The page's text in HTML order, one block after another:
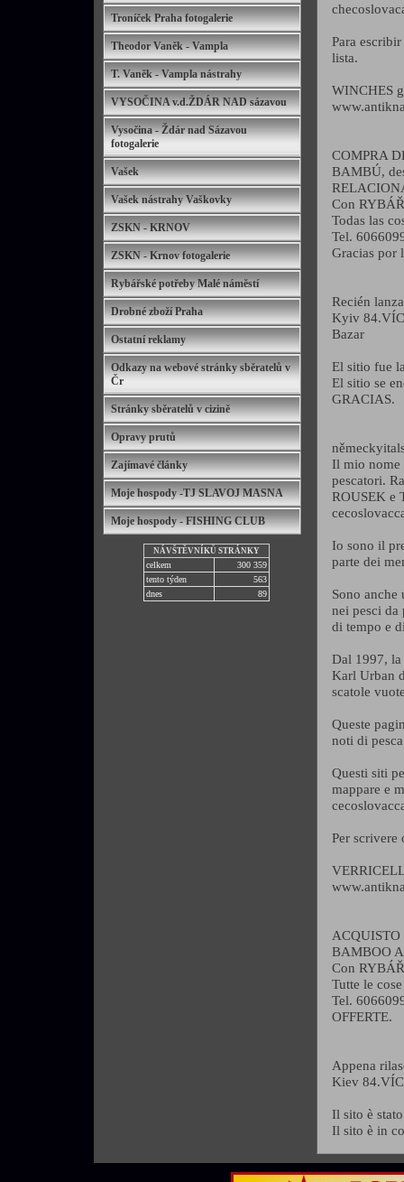
Para
lista.
WINCHES
COMPRA
BAMBÚ,
Con
Todas las
Tel.
Gracias por
Recién
Kyiv
Bazar
El sitio fue
El sitio se
GRACIAS.
Il mio nome
pescatori.
ROUSEK e
Io sono il
parte dei
Sono
nei pesci da
di tempo e
Dal 1997,
Karl Urban
scatole
Queste
noti di
Questi siti
mappare e
Per scrivere
BAMBOO
Con
Tutte le
Tel.
OFFERTE.
Appena
Kiev
Il sito è
Il sito è in
Troníček Praha fotogalerie
Theodor Vaněk - Vampla
T. Vaněk - Vampla nástrahy
VYSOČINA v.d.ŽDÁR NAD sázavou
Vysočina - Ždár nad Sázavou
fotogalerie
Vašek
Vašek nástrahy Vaškovky
ZSKN - KRNOV
ZSKN - Krnov fotogalerie
Rybářské potřeby Malé náměstí
Drobné zboží Praha
Ostatní reklamy
Odkazy na webové stránky sběratelů v
Čr
Stránky sběratelů v cizině
Opravy prutů
Zajímavé články
Moje hospody -TJ SLAVOJ MASNA
Moje hospody - FISHING CLUB
NÁVŠTĚVNÍKŮ STRÁNKY
celkem
300 359
tento týden
563
dnes
89